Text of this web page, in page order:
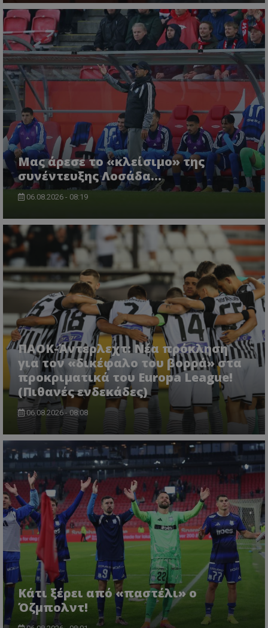
Μας άρεσε το «κλείσιμο» της
συνέντευξης Λοσάδα…
06.08.2026 - 08:19
ΠΑΟΚ-Άντερλεχτ: Νέα πρόκληση
για τον «δικέφαλο του βορρά» στα
προκριματικά του Europa League!
(Πιθανές ενδεκάδες)
06.08.2026 - 08:08
Κάτι ξέρει από «παστέλι» ο
Όζμπολντ!